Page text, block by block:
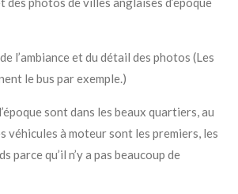
de l’ambiance et du détail des photos (Les
le bus par exemple.)
sont dans les beaux quartiers, au
véhicules à moteur sont les premiers, les
qu’il n’y a pas beaucoup de